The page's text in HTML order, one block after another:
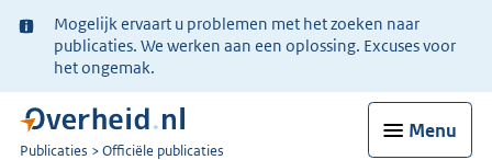
Ter
informatie:
Mogelijk ervaart u problemen met het zoeken naar
publicaties. We werken aan een oplossing. Excuses voor
het ongemak.
Menu
U
Publicaties Officiële publicaties